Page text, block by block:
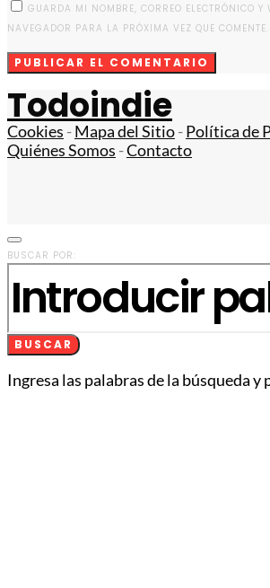
GUARDA MI NOMBRE, CORREO ELECTRÓNICO Y
NAVEGADOR PARA LA PRÓXIMA VEZ QUE COMENTE.
Todoindie
Cookies -Mapa del Sitio-Política de
Quiénes Somos -Contacto
BUSCAR POR:
BUSCAR
Ingresa las palabras de la búsqueda y